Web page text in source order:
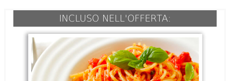
INCLUSO NELL'OFFERTA: